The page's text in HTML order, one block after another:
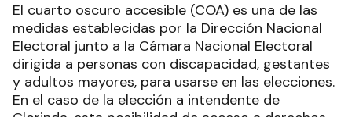
El cuarto oscuro accesible (COA) es una de las
medidas establecidas por la Dirección Nacional
Electoral junto a la Cámara Nacional Electoral
dirigida a personas con discapacidad, gestantes
y adultos mayores, para usarse en las elecciones.
En el caso de la elección a intendente de